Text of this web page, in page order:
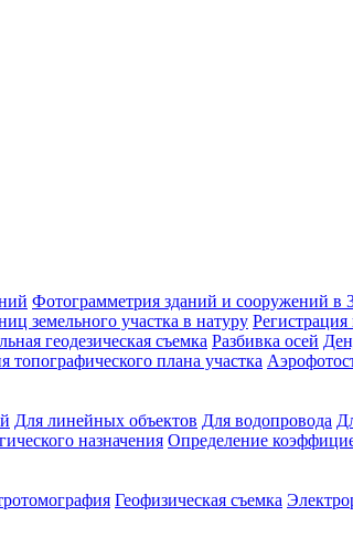
Фотограмметрия зданий и сооружений в
земельного участка в натуру
геодезическая съемка Разбивка осей
топографического плана участка
Для линейных объектов Для водопровода
назначения Определение
Геофизическая съемка